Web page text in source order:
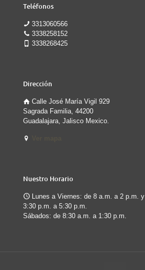
Teléfonos
3313060566
3338258152
3338268425
Dirección
Calle José María Vigil 929
Sagrada Familia, 44200
Guadalajara, Jalisco Mexico.
Nuestro Horario
Lunes a Viernes: de 8 a.m. a 2 p.m. y
3:30 p.m. a 5:30 p.m.
Sábados: de 8:30 a.m. a 1:30 p.m.